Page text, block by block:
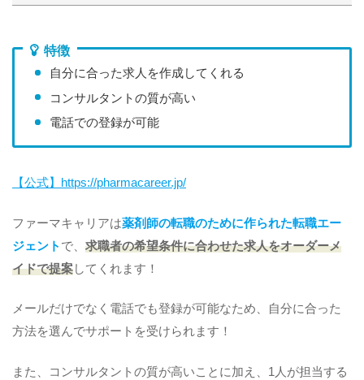
特徴
自分に合った求人を作成してくれる
コンサルタントの質が高い
電話での登録が可能
【公式】https://pharmacareer.jp/
ファーマキャリアは薬剤師の転職のために作られた転職エー
ジェント で、 求職者の希望条件に合わせた求人をオーダーメ
イドで提案してくれます！
メールだけでなく電話でも登録が可能なため、自分に合った
方法を選んでサポートを受けられます！
また、コンサルタントの質が高いことに加え、1人が担当する